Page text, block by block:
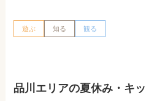
遊ぶ 知る 観る
品川エリアの夏休み・キ